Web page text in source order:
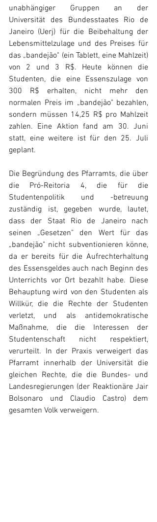
unabhängiger Gruppen an der
Universität des Bundesstaates Rio de
Janeiro (Uerj) für die Beibehaltung der
Lebensmittelzulage und des Preises für
das „bandejão" (ein Tablett, eine Mahlzeit)
von 2 und 3 R$. Heute können die
Studenten, die eine Essenszulage von
300 R$ erhalten, nicht mehr den
normalen Preis im „bandejão" bezahlen,
sondern müssen 14,25 R$ pro Mahlzeit
zahlen. Eine Aktion fand am 30. Juni
statt, eine weitere ist für den 25. Juli
geplant.
Die Begründung des Pfarramts, die über
die Pró-Reitoria 4, die für die
Studentenpolitik und -betreuung
zuständig ist, gegeben wurde, lautet,
dass der Staat Rio de Janeiro nach
seinen „Gesetzen" den Wert für das
„bandejão" nicht subventionieren könne,
da er bereits für die Aufrechterhaltung
des Essensgeldes auch nach Beginn des
Unterrichts vor Ort bezahlt habe. Diese
Behauptung wird von den Studenten als
Willkür, die die Rechte der Studenten
verletzt, und als antidemokratische
Maßnahme, die die Interessen der
Studentenschaft nicht respektiert,
verurteilt. In der Praxis verweigert das
Pfarramt innerhalb der Universität die
gleichen Rechte, die die Bundes- und
Landesregierungen (der Reaktionäre Jair
Bolsonaro und Claudio Castro) dem
gesamten Volk verweigern.